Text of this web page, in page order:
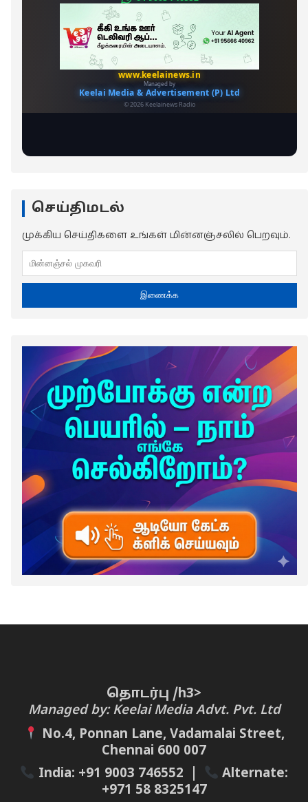
செய்திமடல்
முக்கிய செய்திகளை உங்கள் மின்னஞ்சலில் பெறவும்.
இணைக்க
தொடர்பு /h3>
Managed by: Keelai Media Advt. Pvt. Ltd
No.4, Ponnan Lane, Vadamalai Street,
Chennai 600 007
India: +91 9003 746552
Alternate:
+971 58 8325147